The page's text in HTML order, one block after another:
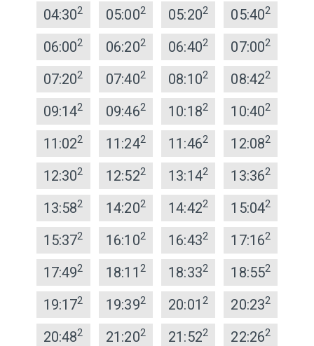
04:302 05:002 05:202 05:402
06:002 06:202 06:402 07:002
07:202 07:402 08:102 08:422
09:142 09:462 10:182 10:402
11:022 11:242 11:462 12:082
12:302 12:522 13:142 13:362
13:582 14:202 14:422 15:042
15:372 16:102 16:432 17:162
17:492 18:11 2 18:332 18:552
19:172 19:392 20:01 2 20:232
20:482 21:202 21:522 22:262